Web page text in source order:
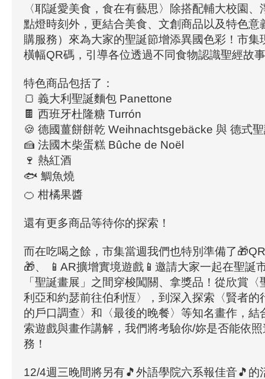
〈耶誕愛美食，食在有藝思〉除搭配輔大校園
點燈時刻外，更結合美食、文創商品以及特色意
購服務）來為大家的聖誕節增添異國色彩！市集
橫幅QR碼，引導各位透過不同食物認識聖經故
特色商品包括了：
🍞 義大利聖誕麵包 Panettone
🍫 西班牙杜隆糖 Turrón
🍪 德國薑餅餅乾 Weihnachtsgebäcke 與 德式
🍰 法國木柴蛋糕 Bûche de Noël
🍷 熱紅酒
🐟 鯛魚燒
🍊 柑橘果醬
還有更多商品等待你的探索！
而在吃喝之餘，市集當週我們也特別準備了
🎁、 📱AR擴增實境遊戲📱邀請大家一起在聖誕
「聖誕畫展」之間穿梭闖關、拿獎品！從欣賞
利亞和約瑟前往伯利恆〉，到深入探索〈賢者的
的戶口調查〉和〈最後的晚餐〉等知名畫作，結
索遊戲與畫作講解，我們將考驗你/妳是否能依
務！
12/4週三晚間將另有🎵外語學院六系報佳音🎵的